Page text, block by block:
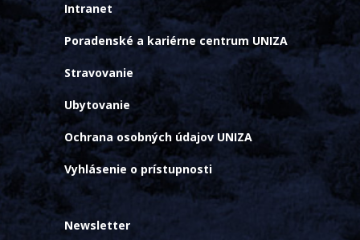
Intranet
Poradenské a kariérne centrum UNIZA
Stravovanie
Ubytovanie
Ochrana osobných údajov UNIZA
Vyhlásenie o prístupnosti
Newsletter